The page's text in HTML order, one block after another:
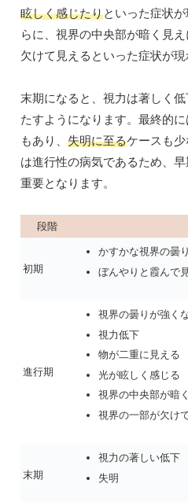
眩しく感じたりといった症状
らに、視界の中央部が暗く見
欠けて見えるといった症状が現
末期になると、視力は著しく
たすようになります。最終的
もあり、 失明に至るケースも
は進行性の病気であるため、
重要となります。
段階
初期
かすかな視界の曇り
ぼんやりと霞んで
進行期
視界の曇りが強く
視力低下
物が二重に見える
光が眩しく感じる
視界の中央部が暗
視界の一部が欠け
末期
視力の著しい低下
失明